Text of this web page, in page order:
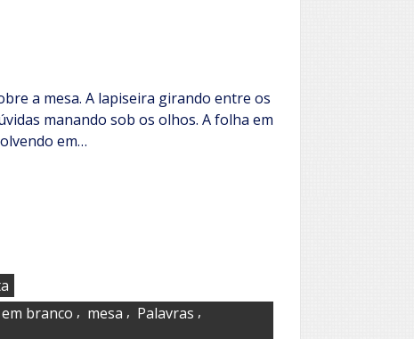
a mesa. A lapiseira girando entre os
manando sob os olhos. A folha em
em…
branco , mesa , Palavras ,